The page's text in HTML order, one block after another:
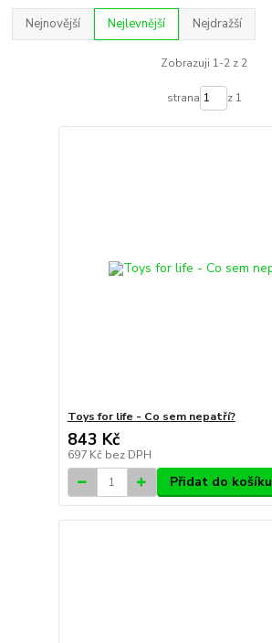
Nejnovější Nejlevnější Nejdražší
Zobrazuji 1-2 z 2
strana z 1
Toys for life - Co sem nepatří?
843 Kč
697 Kč bez DPH
Přidat do košíku